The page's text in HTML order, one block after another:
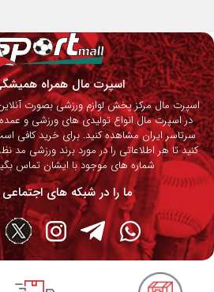
اسپرت مال همراه
اسپرت مال مرکز پخش لوازم ورزشی بصورت
در اسپرت مال انواع تولیدی های ورزشی و عمده
سرتاسر ایران مشاهده کنید. برای خرید کافی
کنید تا هر اطلاعاتی را در مورد برند ورزشی مد
شماره های موجود با ایشان تماس
ما را در شبکه های اجتماعی